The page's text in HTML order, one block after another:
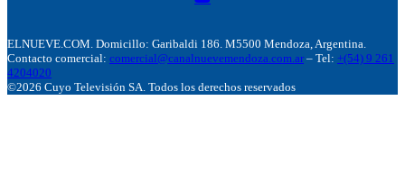
ELNUEVE.COM. Domicillo: Garibaldi 186. M5500 Mendoza, Argentina.
Contacto comercial: comercial@canalnuevemendoza.com.ar – Tel: +(54) 9 261
4204020
©2026 Cuyo Televisión SA. Todos los derechos reservados